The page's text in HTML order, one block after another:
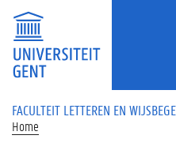
Overslaan en naar de inhoud gaan
FACULTEIT LETTEREN EN
Home